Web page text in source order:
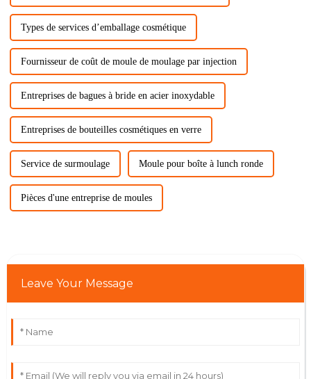
Types de services d’emballage cosmétique
Fournisseur de coût de moule de moulage par injection
Entreprises de bagues à bride en acier inoxydable
Entreprises de bouteilles cosmétiques en verre
Service de surmoulage Moule pour boîte à lunch ronde
Pièces d'une entreprise de moules
Leave Your Message